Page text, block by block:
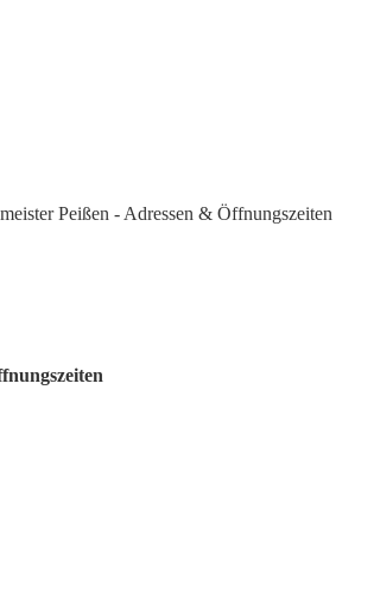
Peißen - Adressen & Öffnungszeiten